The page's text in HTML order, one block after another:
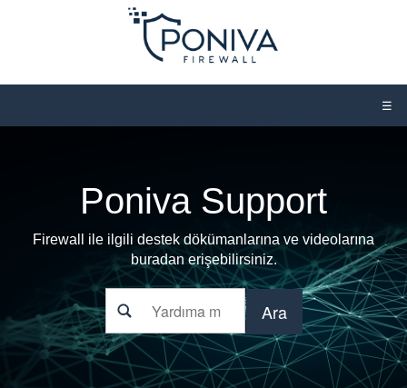
☰
Poniva Support
Firewall ile ilgili destek dökümanlarına ve videolarına
buradan erişebilirsiniz.
Ara